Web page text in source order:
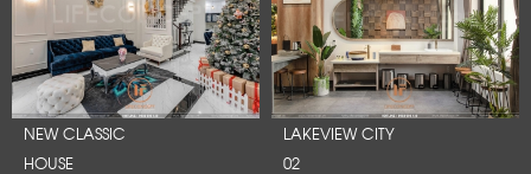
NEW CLASSIC
HOUSE
LAKEVIEW CITY
02